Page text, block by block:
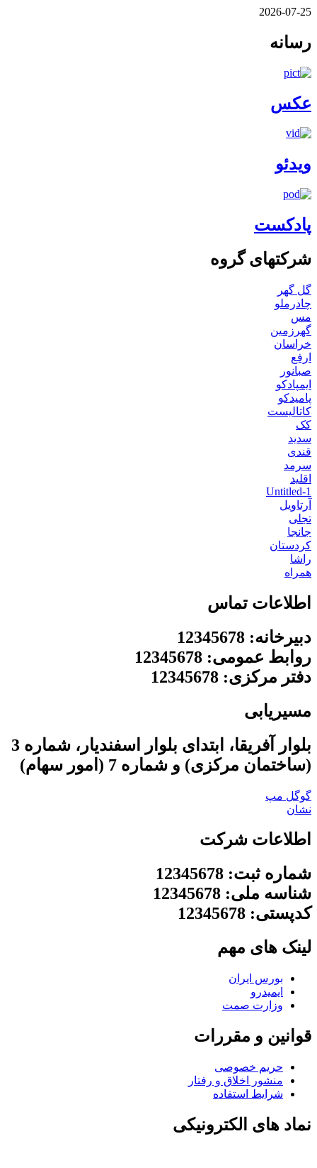
2026-07-25
رسانه
عکس
ویدئو
پادکست
شرکتهای گروه
گل گهر
چادرملو
مس
گهرزمین
خراسان
ارفع
صبانور
ایمپادکو
پامیدکو
کاتالیست
کک
سدید
قندی
سرمد
اقلید
Untitled-1
آرتاویل
تجلی
جانجا
کردستان
راشا
همراه
اطلاعات تماس
دبیرخانه: 12345678
روابط عمومی: 12345678
دفتر مرکزی: 12345678
مسیریابی
بلوار آفریقا، ابتدای بلوار اسفندیار، شماره 3
(ساختمان مرکزی) و شماره 7 (امور سهام)
گوگل مپ
نشان
اطلاعات شرکت
شماره ثبت: 12345678
شناسه ملی: 12345678
کدپستی: 12345678
لینک های مهم
بورس ایران
ایمیدرو
وزارت صمت
قوانین و مقررات
حریم خصوصی
منشور اخلاق و رفتار
شرایط استفاده
نماد های الکترونیکی